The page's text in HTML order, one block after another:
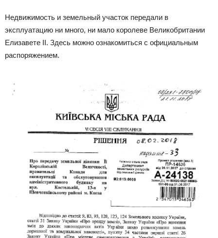
Недвижимость и земельный участок передали в
эксплуатацию ни много, ни мало королеве Великобритании
Елизавете II. Здесь можно ознакомиться с официальным
распоряжением.